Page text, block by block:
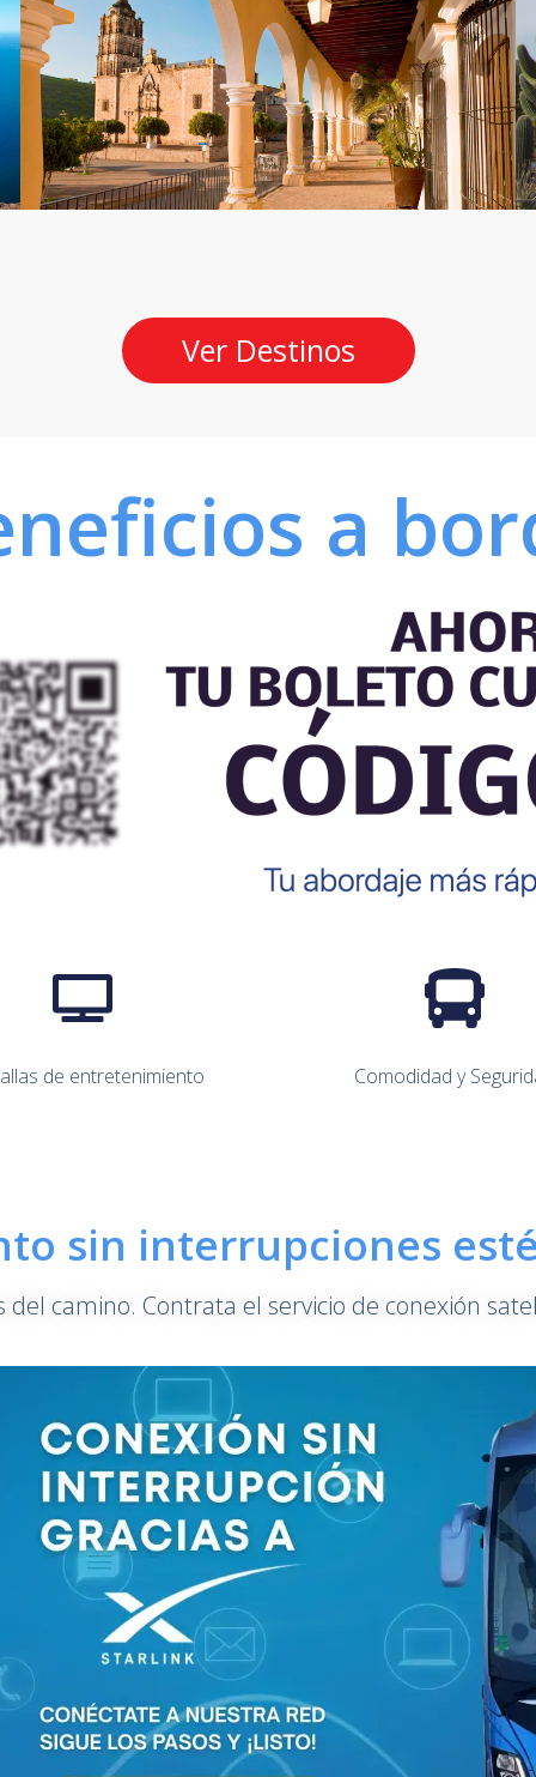
Ver Destinos
a
de entretenimiento Comodidad y
sin interrupciones
camino. Contrata el servicio de conexión